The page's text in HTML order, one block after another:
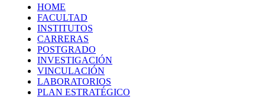
HOME
FACULTAD
INSTITUTOS
CARRERAS
POSTGRADO
INVESTIGACIÓN
VINCULACIÓN
LABORATORIOS
PLAN ESTRATÉGICO